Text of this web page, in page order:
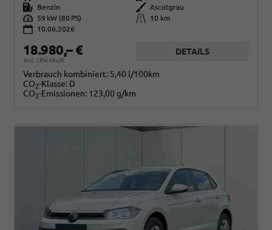
Kraftstoff
Benzin Außenfarbe
Ascotgrau
Leistung
59 kW (80 PS) Kilometerstand
10 km
10.06.2026
18.980,– €
incl. 19% MwSt.
DETAILS
Verbrauch kombiniert: 5,40 l/100km
CO2-Klasse: D
CO2-Emissionen: 123,00 g/km